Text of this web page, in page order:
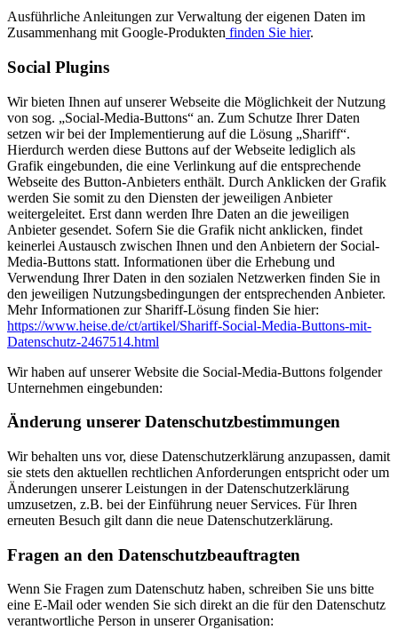
Ausführliche Anleitungen zur Verwaltung der eigenen Daten im
Zusammenhang mit Google-Produkten finden Sie hier.
Social Plugins
Wir bieten Ihnen auf unserer Webseite die Möglichkeit der Nutzung
von sog. „Social-Media-Buttons“ an. Zum Schutze Ihrer Daten
setzen wir bei der Implementierung auf die Lösung „Shariff“.
Hierdurch werden diese Buttons auf der Webseite lediglich als
Grafik eingebunden, die eine Verlinkung auf die entsprechende
Webseite des Button-Anbieters enthält. Durch Anklicken der Grafik
werden Sie somit zu den Diensten der jeweiligen Anbieter
weitergeleitet. Erst dann werden Ihre Daten an die jeweiligen
Anbieter gesendet. Sofern Sie die Grafik nicht anklicken, findet
keinerlei Austausch zwischen Ihnen und den Anbietern der Social-
Media-Buttons statt. Informationen über die Erhebung und
Verwendung Ihrer Daten in den sozialen Netzwerken finden Sie in
den jeweiligen Nutzungsbedingungen der entsprechenden Anbieter.
Mehr Informationen zur Shariff-Lösung finden Sie hier:
https://www.heise.de/ct/artikel/Shariff-Social-Media-Buttons-mit-
Datenschutz-2467514.html
Wir haben auf unserer Website die Social-Media-Buttons folgender
Unternehmen eingebunden:
Änderung unserer Datenschutzbestimmungen
Wir behalten uns vor, diese Datenschutzerklärung anzupassen, damit
sie stets den aktuellen rechtlichen Anforderungen entspricht oder um
Änderungen unserer Leistungen in der Datenschutzerklärung
umzusetzen, z.B. bei der Einführung neuer Services. Für Ihren
erneuten Besuch gilt dann die neue Datenschutzerklärung.
Fragen an den Datenschutzbeauftragten
Wenn Sie Fragen zum Datenschutz haben, schreiben Sie uns bitte
eine E-Mail oder wenden Sie sich direkt an die für den Datenschutz
verantwortliche Person in unserer Organisation: